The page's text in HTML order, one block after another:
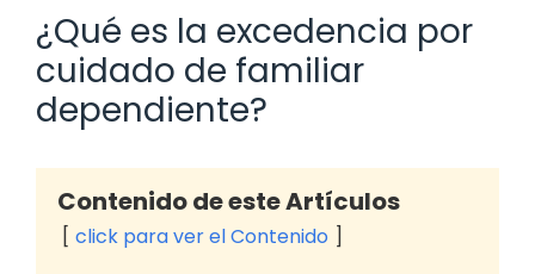
¿Qué es la excedencia por
cuidado de familiar
dependiente?
Contenido de este Artículos
click para ver el Contenido